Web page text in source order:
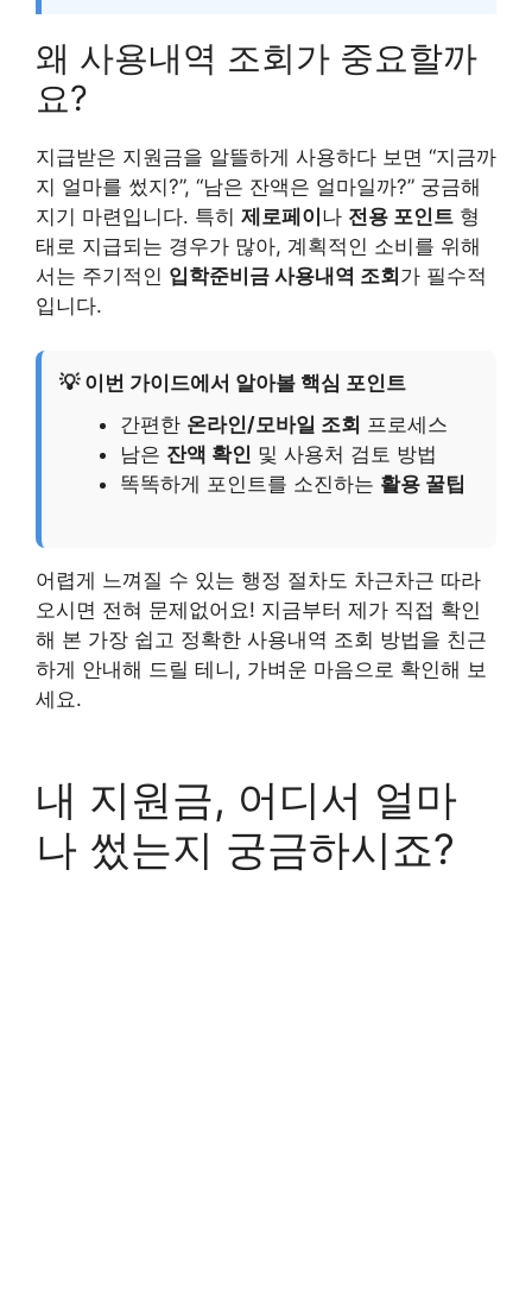
왜 사용내역 조회가 중요할까
요?
지급받은 지원금을 알뜰하게 사용하다 보면 “지금까
지 얼마를 썼지?”, “남은 잔액은 얼마일까?” 궁금해
지기 마련입니다. 특히 제로페이나 전용 포인트 형
태로 지급되는 경우가 많아, 계획적인 소비를 위해
서는 주기적인 입학준비금 사용내역 조회가 필수적
입니다.
💡 이번 가이드에서 알아볼 핵심 포인트
간편한 온라인/모바일 조회 프로세스
남은 잔액 확인 및 사용처 검토 방법
똑똑하게 포인트를 소진하는 활용 꿀팁
어렵게 느껴질 수 있는 행정 절차도 차근차근 따라
오시면 전혀 문제없어요! 지금부터 제가 직접 확인
해 본 가장 쉽고 정확한 사용내역 조회 방법을 친근
하게 안내해 드릴 테니, 가벼운 마음으로 확인해 보
세요.
내 지원금, 어디서 얼마
나 썼는지 궁금하시죠?